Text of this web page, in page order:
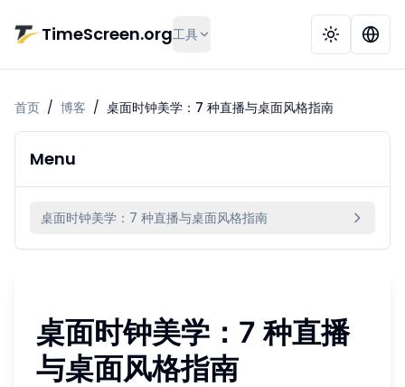
TimeScreen.org工具
首页 / 博客 / 桌面时钟美学：7 种直播与桌面风格指南
Menu
桌面时钟美学：7 种直播与桌面风格指南
桌面时钟美学：7 种直播
与桌面风格指南